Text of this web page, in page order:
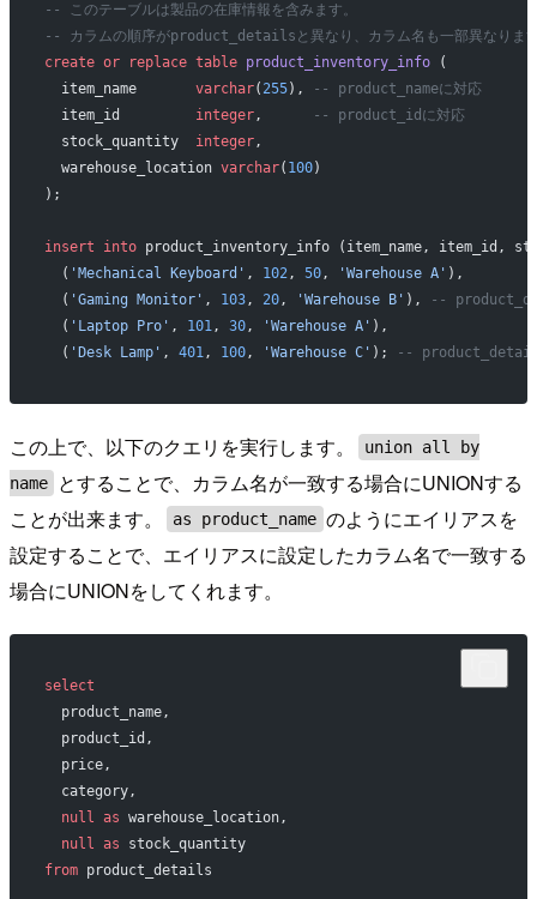
-- このテーブルは製品の在庫情報を含みます。
-- カラムの順序がproduct_detailsと異なり、カラム名も一部異なりま
create or replace table product_inventory_info (
  item_name
varchar( 255),
-- product_nameに対応
  item_id
integer,
-- product_idに対応
  stock_quantity
integer,
  warehouse_location
varchar( 100)
);
insert into product_inventory_info (item_name, item_id,
  (
'Mechanical Keyboard' , 102, 50, 'Warehouse A' ),
  (
'Gaming Monitor' , 103, 20, 'Warehouse B' ),
--
  (
'Laptop Pro' , 101, 30, 'Warehouse A' ),
  (
'Desk Lamp' , 401, 100, 'Warehouse C' ); -- product_details
この上で、以下のクエリを実行します。
union all by
name
とすることで、カラム名が一致する場合にUNIONする
ことが出来ます。
as product_name のようにエイリアスを
設定することで、エイリアスに設定したカラム名で一致する
場合にUNIONをしてくれます。
select
  product_name,
  product_id,
  price,
  category,
  null
as warehouse_location,
  null
as stock_quantity
from product_details